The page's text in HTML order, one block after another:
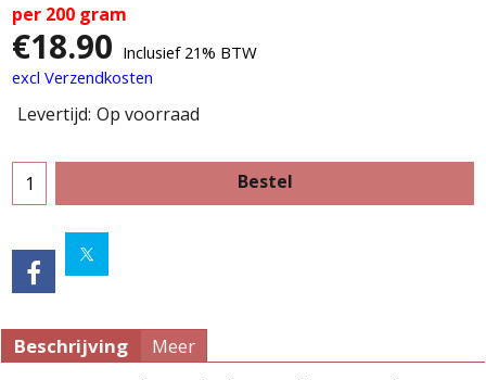
per 200 gram
€18.90 Inclusief 21% BTW
excl Verzendkosten
Levertijd: Op voorraad
Bestel
Beschrijving Meer